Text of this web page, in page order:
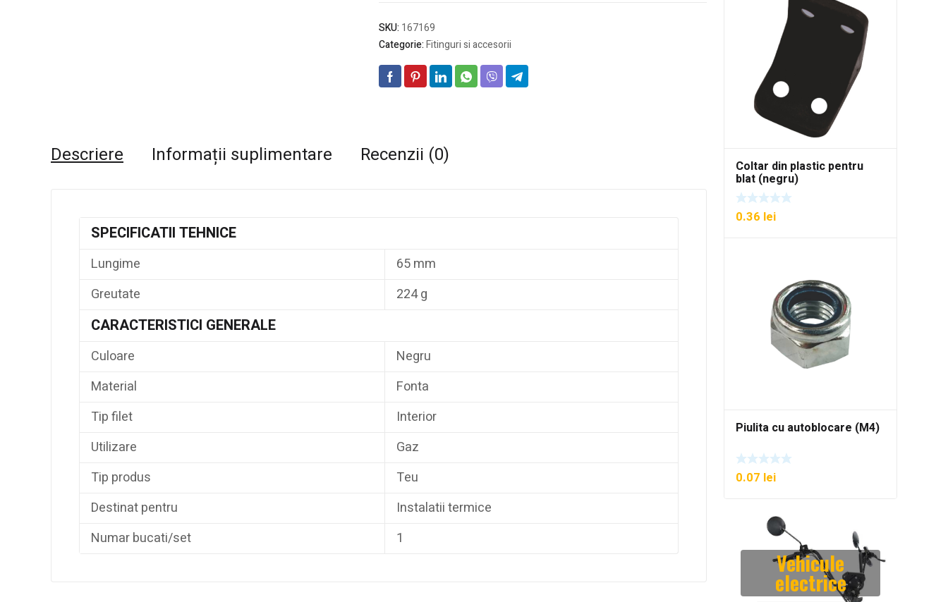
SKU: 167169
Categorie:Fitinguri si accesorii
Descriere Informații suplimentare Recenzii (0)
SPECIFICATII TEHNICE
Lungime
65 mm
Greutate
224 g
CARACTERISTICI GENERALE
Culoare
Negru
Material
Fonta
Tip filet
Interior
Utilizare
Gaz
Tip produs
Teu
Destinat pentru
Instalatii termice
Numar bucati/set
1
Coltar din plastic pentru
blat (negru)
0.36 lei
Piulita cu autoblocare (M4)
0.07 lei
Vehicule
electrice